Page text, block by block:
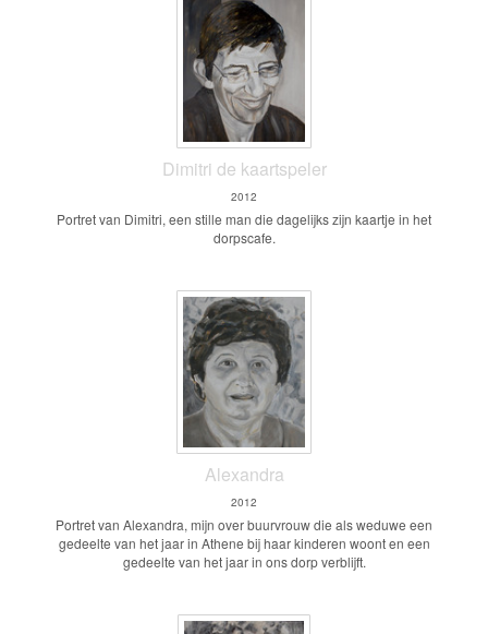
Dimitri de kaartspeler
2012
Portret van Dimitri, een stille man die dagelijks zijn kaartje in het
dorpscafe.
Alexandra
2012
Portret van Alexandra, mijn over buurvrouw die als weduwe een
gedeelte van het jaar in Athene bij haar kinderen woont en een
gedeelte van het jaar in ons dorp verblijft.